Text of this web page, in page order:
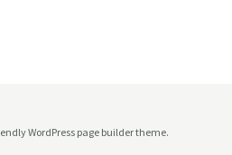
WordPress page builder theme.